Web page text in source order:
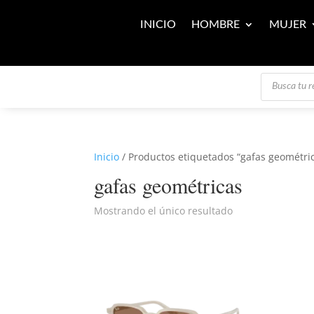
INICIO HOMBRE MUJER
Búsqueda
productos
Inicio / Productos etiquetados “gafas
gafas geométricas
Mostrando el único resultado